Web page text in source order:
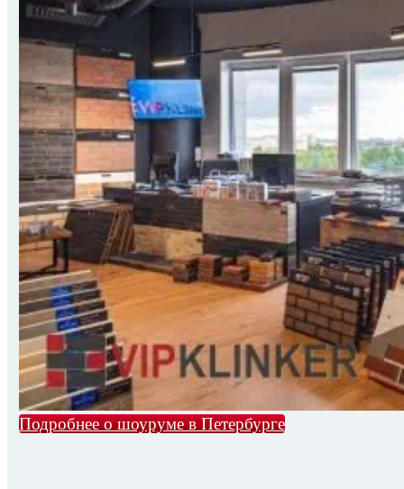
Подробнее о шоуруме в Петербурге